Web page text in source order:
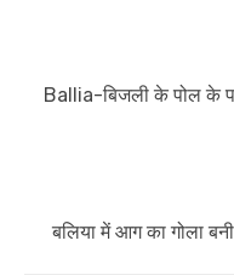
navigation
Previous
Ballia-बिजली के पोल के
Next
बलिया में आग का गोला